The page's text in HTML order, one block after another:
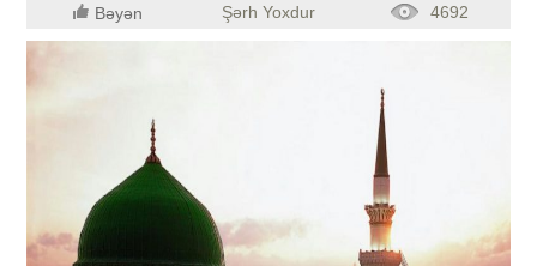
Bəyən Şərh Yoxdur 4692